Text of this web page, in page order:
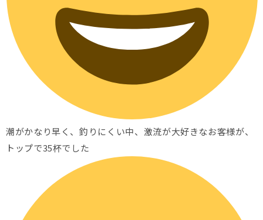
潮がかなり早く、釣りにくい中、激流が大好きなお客様が、
トップで35杯でした